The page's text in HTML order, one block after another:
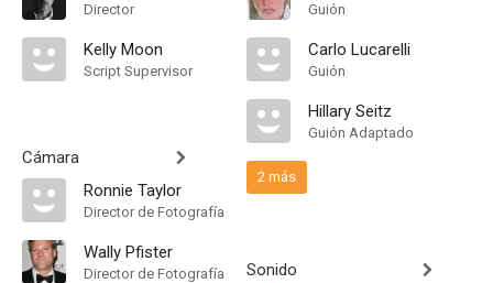
Director
Kelly Moon
Script Supervisor
Cámara
Ronnie Taylor
Director de Fotografía
Wally Pfister
Director de Fotografía
Guión
Carlo Lucarelli
Guión
Hillary Seitz
Guión Adaptado
2 más
Sonido